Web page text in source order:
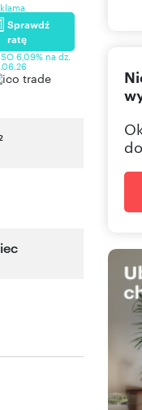
Sprawdź
ratę
6,09% na dz.